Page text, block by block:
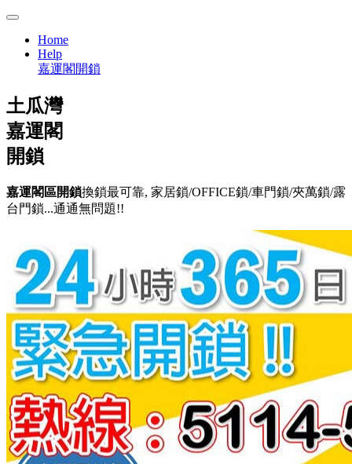
Home
Help
嘉運閣開鎖
土瓜灣
嘉運閣
開鎖
嘉運閣區開鎖換鎖最可靠, 家居鎖/OFFICE鎖/車門鎖/夾萬鎖/露
台門鎖...通通無問題!!